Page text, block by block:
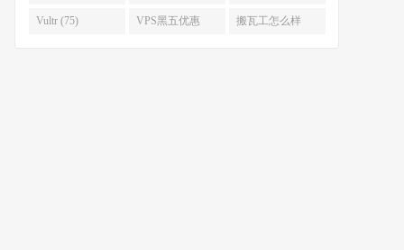
服务器 (82)
Vultr (75) VPS黑五优惠 搬瓦工怎么样